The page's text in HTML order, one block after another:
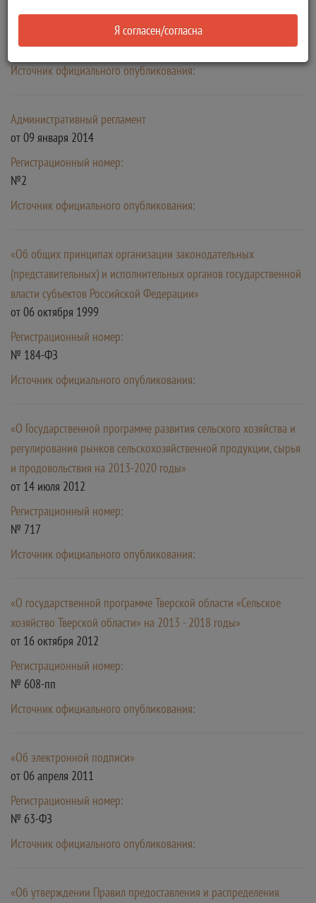
Регистрационный номер:
№ 264-ФЗ
Источник официального опубликования:
Административный регламент
от 09 января 2014
Регистрационный номер:
№2
Источник официального опубликования:
«Об общих принципах организации законодательных
(представительных) и исполнительных органов государственной
власти субъектов Российской Федерации»
от 06 октября 1999
Регистрационный номер:
№ 184-ФЗ
Источник официального опубликования:
«О Государственной программе развития сельского хозяйства и
регулирования рынков сельскохозяйственной продукции, сырья
и продовольствия на 2013-2020 годы»
от 14 июля 2012
Регистрационный номер:
№ 717
Источник официального опубликования:
«О государственной программе Тверской области «Сельское
хозяйство Тверской области» на 2013 - 2018 годы»
от 16 октября 2012
Регистрационный номер:
№ 608-пп
Источник официального опубликования:
«Об электронной подписи»
от 06 апреля 2011
Регистрационный номер:
№ 63-ФЗ
Источник официального опубликования:
«Об утверждении Правил предоставления и распределения
Я согласен/согласна